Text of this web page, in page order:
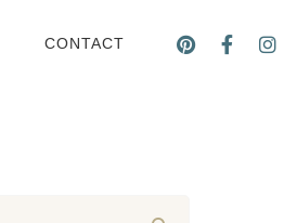
CONTACT